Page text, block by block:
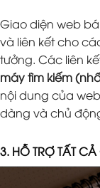
Giao diện web
và liên kết cho
tưởng. Các liên
máy tìm kiếm
nội dung của
dàng và chủ
3. HỖ TRỢ TẤT